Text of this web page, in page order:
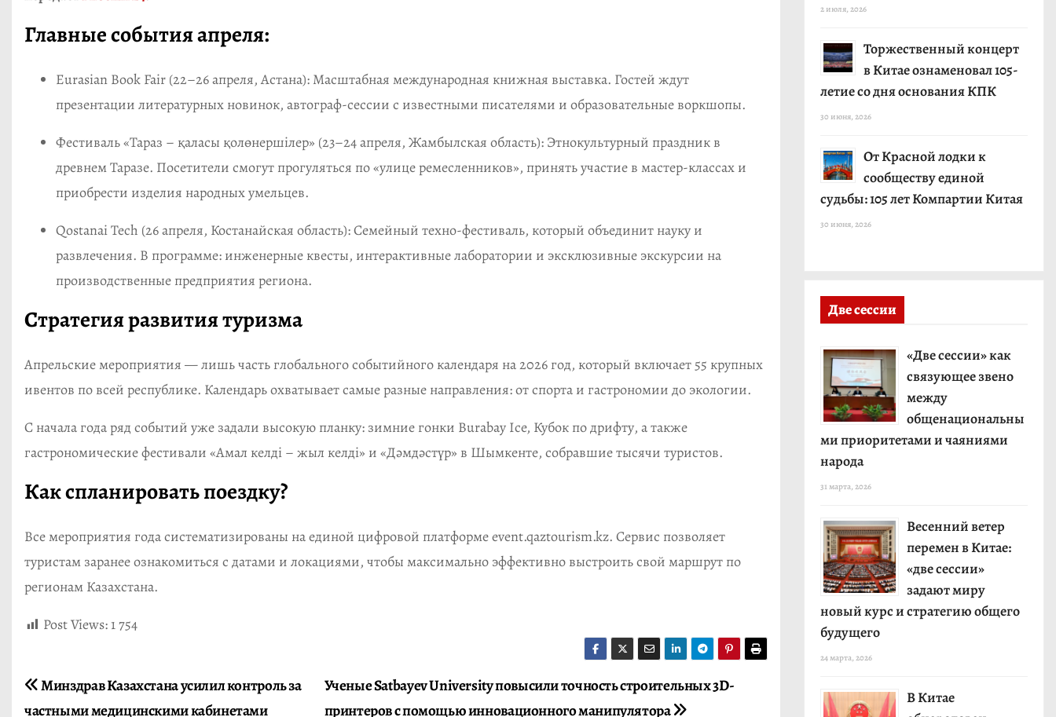
Главные события апреля:
Eurasian Book Fair (22–26 апреля, Астана): Масштабная международная книжная выставка. Гостей ждут
презентации литературных новинок, автограф-сессии с известными писателями и образовательные воркшопы.
Фестиваль «Тараз – қаласы қолөнершілер» (23–24 апреля, Жамбылская область): Этнокультурный праздник в
древнем Таразе. Посетители смогут прогуляться по «улице ремесленников», принять участие в мастер-классах и
приобрести изделия народных умельцев.
Qostanai Tech (26 апреля, Костанайская область): Семейный техно-фестиваль, который объединит науку и
развлечения. В программе: инженерные квесты, интерактивные лаборатории и эксклюзивные экскурсии на
производственные предприятия региона.
Стратегия развития туризма
Апрельские мероприятия — лишь часть глобального событийного календаря на 2026 год, который включает 55 крупных
ивентов по всей республике. Календарь охватывает самые разные направления: от спорта и гастрономии до экологии.
С начала года ряд событий уже задали высокую планку: зимние гонки Burabay Ice, Кубок по дрифту, а также
гастрономические фестивали «Амал келді – жыл келді» и «Дәмдәстүр» в Шымкенте, собравшие тысячи туристов.
Как спланировать поездку?
Все мероприятия года систематизированы на единой цифровой платформе event.qaztourism.kz. Сервис позволяет
туристам заранее ознакомиться с датами и локациями, чтобы максимально эффективно выстроить свой маршрут по
регионам Казахстана.
Post Views:1 754
Н
Ученые Satbayev University повысили точность строительных 3D-
принтеров с помощью инновационного манипулятора
Минздрав Казахстана усилил контроль за
частными медицинскими кабинетами
2 июля, 2026
Торжественный концерт
в Китае ознаменовал 105-
летие со дня основания КПК
30 июня, 2026
От Красной лодки к
сообществу единой
судьбы: 105 лет Компартии Китая
30 июня, 2026
Две сессии
«Две сессии» как
связующее звено
между
общенациональны
ми приоритетами и чаяниями
народа
31 марта, 2026
Весенний ветер
перемен в Китае:
«две сессии»
задают миру
новый курс и стратегию общего
будущего
24 марта, 2026
В Китае